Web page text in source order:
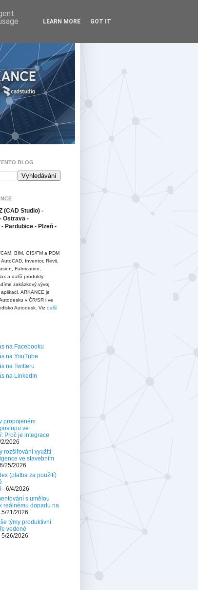
BLOG
(CAD Studio) -
Ostrava -
Pardubice - Plzeň -
BIM, GIS/FM a PDM
Inventor, Revit,
Fabrication,
a další produkty
zakázkový vývoj
ARKANCE je
v ČR/SR i ve
Autodesk. Viz další
na Facebooku
na YouTube
na Twitteru
na LinkedIn
propojeném
ve
Proč je integrace
2/2026
rozšiřování využití
ve stavebním
25/2026
(platba za použití)
- 6/4/2026
s umělou
reálnému dopadu na
5/21/2026
týmy produktivní
vedené
5/26/2026
LEARN MORE GOT IT